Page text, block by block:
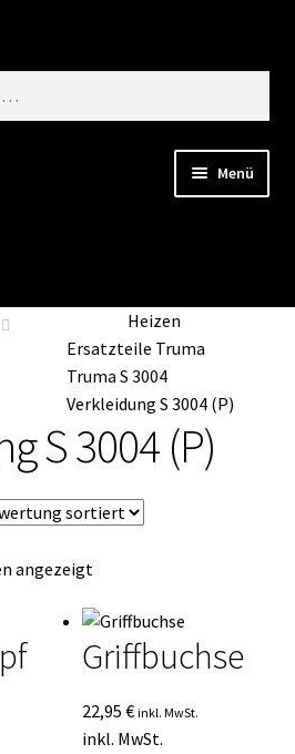
Menü
Heizen
Ersatzteile Truma
Truma S 3004
Verkleidung S 3004 (P)
S 3004 (P)
angezeigtNach
sortiert
Griffbuchse
22,95€ inkl. MwSt.
inkl. MwSt.